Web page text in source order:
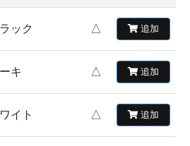
ック △ 追加
キ △ 追加
イト △ 追加